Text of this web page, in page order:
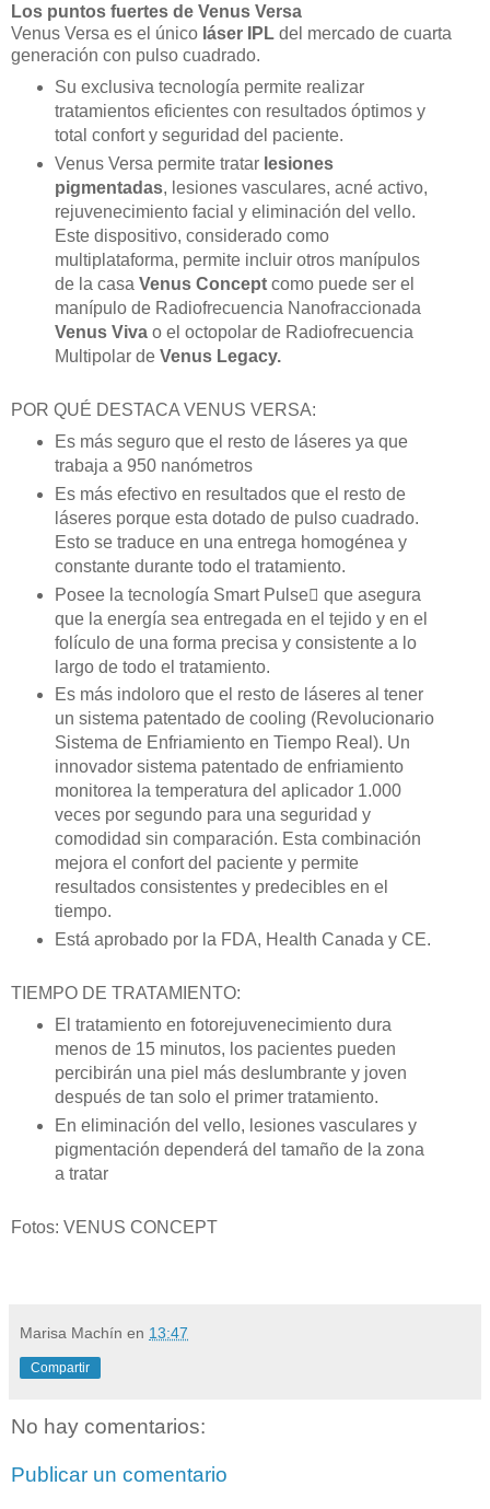
Los puntos fuertes de Venus Versa
Venus Versa es el único láser IPL del mercado de cuarta
generación con pulso cuadrado.
Su exclusiva tecnología permite realizar
tratamientos eficientes con resultados óptimos y
total confort y seguridad del paciente.
Venus Versa permite tratar lesiones
pigmentadas, lesiones vasculares, acné activo,
rejuvenecimiento facial y eliminación del vello.
Este dispositivo, considerado como
multiplataforma, permite incluir otros manípulos
de la casa Venus Concept como puede ser el
manípulo de Radiofrecuencia Nanofraccionada
Venus Vivao el octopolar de Radiofrecuencia
Multipolar de Venus Legacy.
POR QUÉ DESTACA VENUS VERSA:
Es más seguro que el resto de láseres ya que
trabaja a 950 nanómetros
Es más efectivo en resultados que el resto de
láseres porque esta dotado de pulso cuadrado.
Esto se traduce en una entrega homogénea y
constante durante todo el tratamiento.
Posee la tecnología Smart Pulse que asegura
que la energía sea entregada en el tejido y en el
folículo de una forma precisa y consistente a lo
largo de todo el tratamiento.
Es más indoloro que el resto de láseres al tener
un sistema patentado de cooling (Revolucionario
Sistema de Enfriamiento en Tiempo Real). Un
innovador sistema patentado de enfriamiento
monitorea la temperatura del aplicador 1.000
veces por segundo para una seguridad y
comodidad sin comparación. Esta combinación
mejora el confort del paciente y permite
resultados consistentes y predecibles en el
tiempo.
Está aprobado por la FDA, Health Canada y CE.
TIEMPO DE TRATAMIENTO:
El tratamiento en fotorejuvenecimiento dura
menos de 15 minutos, los pacientes pueden
percibirán una piel más deslumbrante y joven
después de tan solo el primer tratamiento.
En eliminación del vello, lesiones vasculares y
pigmentación dependerá del tamaño de la zona
a tratar
Fotos: VENUS CONCEPT
Marisa Machín en 13:47
Compartir
No hay comentarios:
Publicar un comentario